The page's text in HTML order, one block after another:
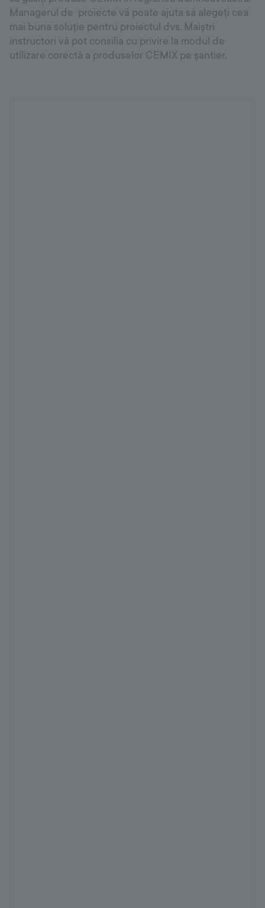
Managerul de proiecte vă poate ajuta să alegeți cea
mai buna soluție pentru proiectul dvs. Maiștri
instructori vă pot consilia cu privire la modul de
utilizare corectă a produselor CEMIX pe șantier.